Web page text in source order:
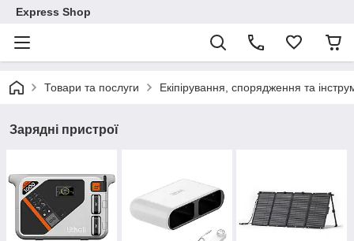
Express Shop
Товари та послуги Екіпірування, спорядження та
Зарядні пристрої